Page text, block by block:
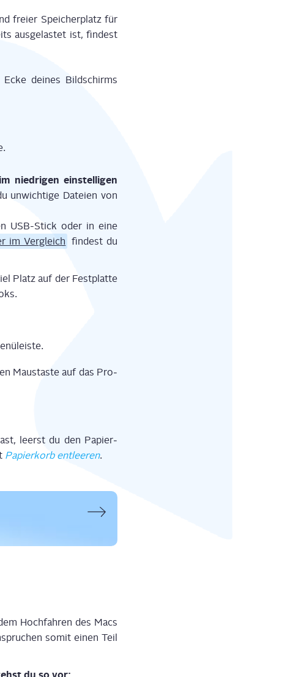
frei­er Spei­cher­platz für
aus­ge­las­tet ist, fin­dest
dei­nes Bild­schirms
im nied­ri­gen ein­stel­li­gen
unwich­ti­ge Datei­en von
USB-Stick oder in eine
im Ver­gleich fin­dest du
Platz auf der Fest­plat­te
Maus­tas­te auf das Pro­
leerst du den Papier­
Papier­korb ent­lee­ren.
Hoch­fah­ren des Macs
somit einen Teil